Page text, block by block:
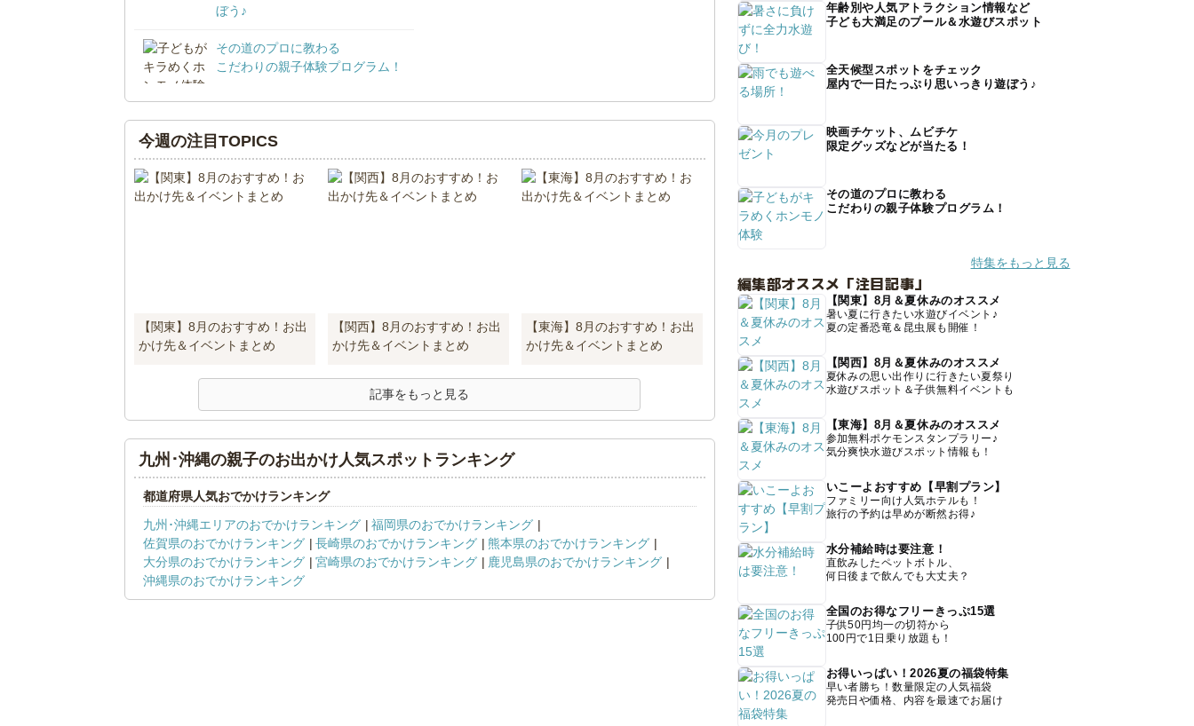
ぼう♪
その道のプロに教わる
こだわりの親子体験プログラム！
今週の注目TOPICS
【関東】8月のおすすめ！お出
かけ先＆イベントまとめ
【関西】8月のおすすめ！お出
かけ先＆イベントまとめ
【東海】8月のおすすめ！お出
かけ先＆イベントまとめ
記事をもっと見る
九州･沖縄の親子のお出かけ人気スポットランキング
都道府県人気おでかけランキング
九州･沖縄エリアのおでかけランキング
福岡県のおでかけランキング
佐賀県のおでかけランキング
長崎県のおでかけランキング
熊本県のおでかけランキング
大分県のおでかけランキング
宮崎県のおでかけランキング
鹿児島県のおでかけランキング
沖縄県のおでかけランキング
年齢別や人気アトラクション情報など
子ども大満足のプール＆水遊びスポット
全天候型スポットをチェック
屋内で一日たっぷり思いっきり遊ぼう♪
映画チケット、ムビチケ
限定グッズなどが当たる！
その道のプロに教わる
こだわりの親子体験プログラム！
特集をもっと見る
編集部オススメ「注目記事」
【関東】8月＆夏休みのオススメ
暑い夏に行きたい水遊びイベント♪
夏の定番恐竜＆昆虫展も開催！
【関西】8月＆夏休みのオススメ
夏休みの思い出作りに行きたい夏祭り
水遊びスポット＆子供無料イベントも
【東海】8月＆夏休みのオススメ
参加無料ポケモンスタンプラリー♪
気分爽快水遊びスポット情報も！
いこーよおすすめ【早割プラン】
ファミリー向け人気ホテルも！
旅行の予約は早めが断然お得♪
水分補給時は要注意！
直飲みしたペットボトル、
何日後まで飲んでも大丈夫？
全国のお得なフリーきっぷ15選
子供50円均一の切符から
100円で1日乗り放題も！
お得いっぱい！2026夏の福袋特集
早い者勝ち！数量限定の人気福袋
発売日や価格、内容を最速でお届け